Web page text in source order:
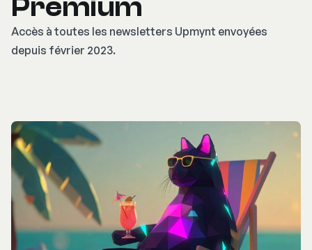
Premium
Accès à toutes les newsletters Upmynt envoyées
depuis février 2023.